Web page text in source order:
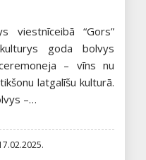
viestnīceibā “Gors”
goda bolvys
– vīns nu
latgalīšu kulturā.
–…